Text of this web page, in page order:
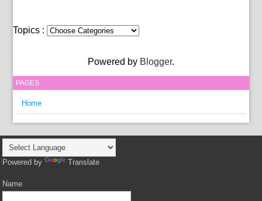
Topics :
Powered by Blogger.
PAGES
Home
Powered by Translate
Name